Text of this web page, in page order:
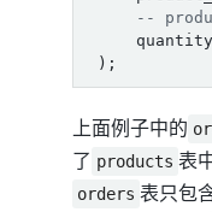
quantity
);
上面例子中的
了 products 表
orders 表只包